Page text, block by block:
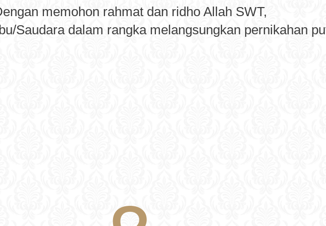
memohon rahmat dan ridho Allah SWT,
Saudara dalam rangka melangsungkan pernikahan